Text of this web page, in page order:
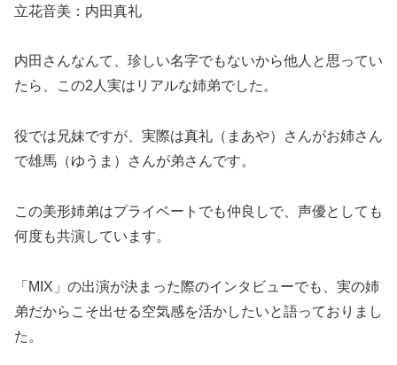
立花音美：内田真礼
内田さんなんて、珍しい名字でもないから他人と思ってい
たら、この2人実はリアルな姉弟でした。
役では兄妹ですが、実際は真礼（まあや）さんがお姉さん
で雄馬（ゆうま）さんが弟さんです。
この美形姉弟はプライベートでも仲良しで、声優としても
何度も共演しています。
「MIX」の出演が決まった際のインタビューでも、実の姉
弟だからこそ出せる空気感を活かしたいと語っておりまし
た。